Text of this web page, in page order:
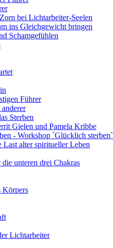
bei Lichtarbeiter-Seelen
ins Gleichgewicht bringen
Schamgefühlen
Führer
Sterben
Gielen und Pamela Kribbe
- Workshop `Glücklich sterben`
Last alter spiritueller Leben
unteren drei Chakras
Körpers
Lichtarbeiter